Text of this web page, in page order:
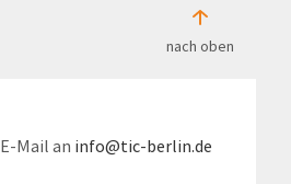
nach oben
Mail an info@tic-berlin.de